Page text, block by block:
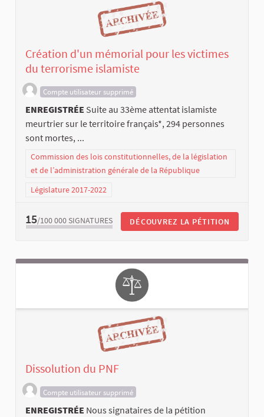
Création d'un mémorial pour les victimes
du terrorisme islamiste
Compte utilisateur supprimé
ENREGISTRÉE Suite au 33ème attentat islamiste
meurtrier sur le territoire français*, 294 personnes
sont mortes, ...
Commission des lois constitutionnelles, de la législation
et de l’administration générale de la République
Législature 2017-2022
15/100 000 SIGNATURES DÉCOUVREZ LA PÉTITION
Dissolution du PNF
Compte utilisateur supprimé
ENREGISTRÉE Nous signataires de la pétition